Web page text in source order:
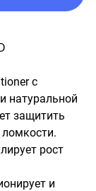
с
натуральной
защитить
рост
и